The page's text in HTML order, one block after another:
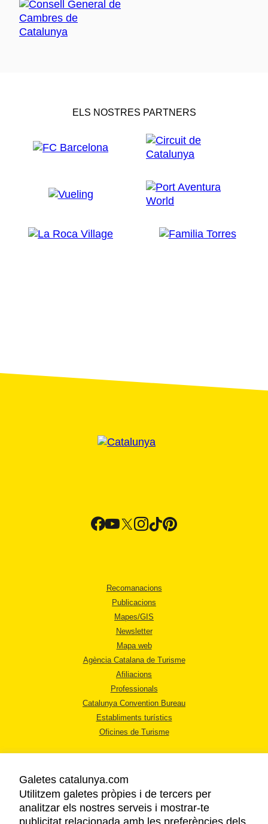
ELS NOSTRES PARTNERS
Recomanacions
Publicacions
Mapes/GIS
Newsletter
Mapa web
Agència Catalana de Turisme
Afiliacions
Professionals
Catalunya Convention Bureau
Establiments turístics
Oficines de Turisme
AVÍS LEGAL
Galetes catalunya.com
Utilitzem galetes pròpies i de tercers per
analitzar els nostres serveis i mostrar-te
publicitat relacionada amb les preferències dels